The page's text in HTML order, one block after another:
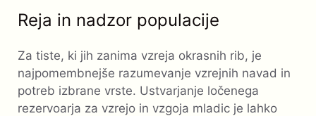
Reja in nadzor populacije
Za tiste, ki jih zanima vzreja okrasnih rib, je
najpomembnejše razumevanje vzrejnih navad in
potreb izbrane vrste. Ustvarjanje ločenega
rezervoarja za vzrejo in vzgoja mladic je lahko